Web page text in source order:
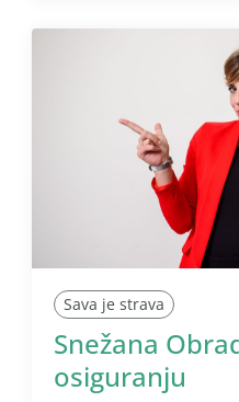
Sava je strava
Snežana
osiguranju